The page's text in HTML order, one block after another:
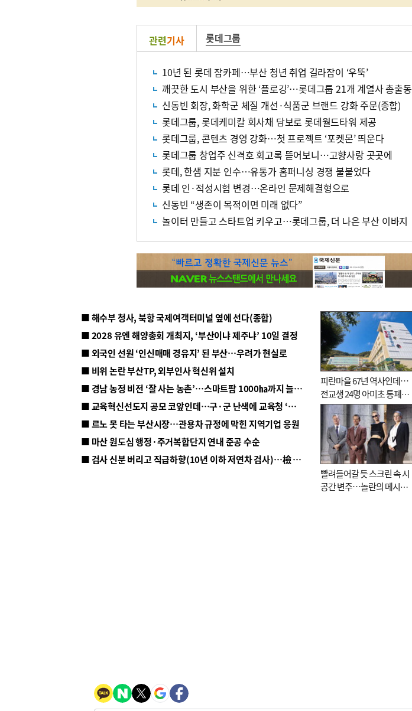
관련기사 롯데그룹
10년 된 롯데 잡카페…부산 청년 취업 길라잡이 ‘우뚝’
깨끗한 도시 부산을 위한 ‘플로깅’…롯데그룹 21개 계열사 총출동
신동빈 회장, 화학군 체질 개선·식품군 브랜드 강화 주문(종합)
롯데그룹, 롯데케미칼 회사채 담보로 롯데월드타워 제공
롯데그룹, 콘텐츠 경영 강화…첫 프로젝트 ‘포켓몬’ 띄운다
롯데그룹 창업주 신격호 회고록 뜯어보니…고향사랑 곳곳에
롯데, 한샘 지분 인수…유통가 홈퍼니싱 경쟁 불붙었다
롯데 인·적성시험 변경…온라인 문제해결형으로
신동빈 “생존이 목적이면 미래 없다”
놀이터 만들고 스타트업 키우고…롯데그룹, 더 나은 부산 이바지
■ 해수부 청사, 북항 국제여객터미널 옆에 선다(종합)
■ 2028 유엔 해양총회 개최지, ‘부산이냐 제주냐’ 10일 결정
■ 외국인 선원 ‘인신매매 경유지’ 된 부산…우려가 현실로
■ 비위 논란 부산TP, 외부인사 혁신위 설치
■ 경남 농정 비전 ‘잘 사는 농촌’…스마트팜 1000㏊까지 늘린다
■ 교육혁신선도지 공모 코앞인데…구·군 난색에 교육청 ‘쩔쩔’
■ 르노 못 타는 부산시장…관용차 규정에 막힌 지역기업 응원
■ 마산 원도심 행정·주거복합단지 연내 준공 수순
■ 검사 신분 버리고 직급하향(10년 이하 저연차 검사)…檢 중수청행 기피
피란마을 67년 역사인데…
전교생 24명 아미초 통폐합
기로
빨려들어갈 듯 스크린 속 시
공간 변주…놀란의 메시지